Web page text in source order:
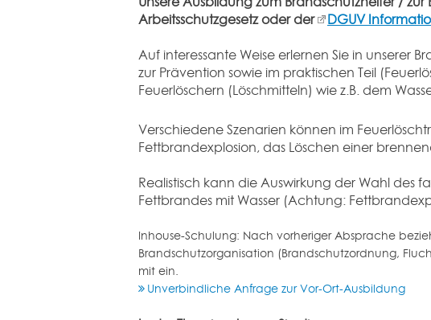
Arbeitsschutzgesetz oder der
DGUV
Auf interessante Weise erlernen Sie in unserer
zur Prävention sowie im praktischen Teil
Feuerlöschern (Löschmitteln) wie z.B. dem
Verschiedene Szenarien können im
Fettbrandexplosion, das Löschen einer
Realistisch kann die Auswirkung der Wahl des
Fettbrandes mit Wasser (Achtung:
Inhouse-Schulung: Nach vorheriger Absprache
Brandschutzorganisation (Brandschutzordnung,
mit ein.
Unverbindliche Anfrage zur Vor-Ort-Ausbildung